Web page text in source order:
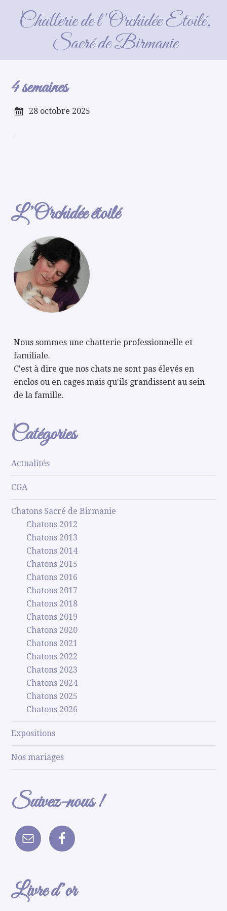
Chatterie de l'Orchidée Etoilé,
Sacré de Birmanie
4 semaines
4 semaines
28 octobre 2025
L’Orchidée étoilé
Nous sommes une chatterie professionnelle et
familiale.
C'est à dire que nos chats ne sont pas élevés en
enclos ou en cages mais qu'ils grandissent au sein
de la famille.
Catégories
Actualités
CGA
Chatons Sacré de Birmanie
Chatons 2012
Chatons 2013
Chatons 2014
Chatons 2015
Chatons 2016
Chatons 2017
Chatons 2018
Chatons 2019
Chatons 2020
Chatons 2021
Chatons 2022
Chatons 2023
Chatons 2024
Chatons 2025
Chatons 2026
Expositions
Nos mariages
Suivez-nous !
Livre d’or